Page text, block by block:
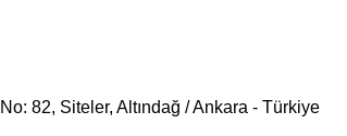
82, Siteler, Altındağ / Ankara - Türkiye